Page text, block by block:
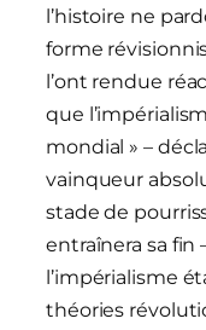
l’histoire ne
forme
l’ont rendue
que
mondial » –
vainqueur
stade de
entraînera sa fin
l’impérialisme
théories